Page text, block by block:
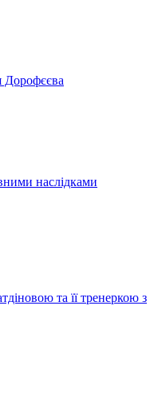
Дорофєєва
наслідками
та її тренеркою з